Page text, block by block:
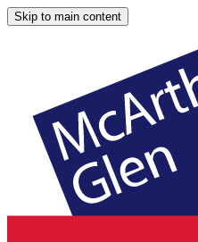
Skip to main content